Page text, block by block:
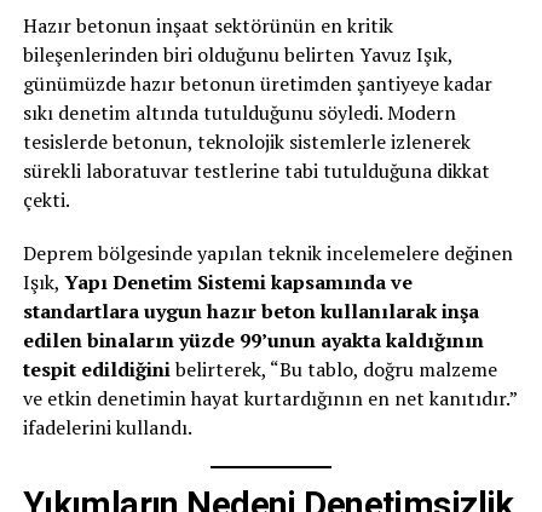
Hazır betonun inşaat sektörünün en kritik
bileşenlerinden biri olduğunu belirten Yavuz Işık,
günümüzde hazır betonun üretimden şantiyeye kadar
sıkı denetim altında tutulduğunu söyledi. Modern
tesislerde betonun, teknolojik sistemlerle izlenerek
sürekli laboratuvar testlerine tabi tutulduğuna dikkat
çekti.
Deprem bölgesinde yapılan teknik incelemelere değinen
Işık, Yapı Denetim Sistemi kapsamında ve
standartlara uygun hazır beton kullanılarak inşa
edilen binaların yüzde 99’unun ayakta kaldığının
tespit edildiğinibelirterek, “Bu tablo, doğru malzeme
ve etkin denetimin hayat kurtardığının en net kanıtıdır.”
ifadelerini kullandı.